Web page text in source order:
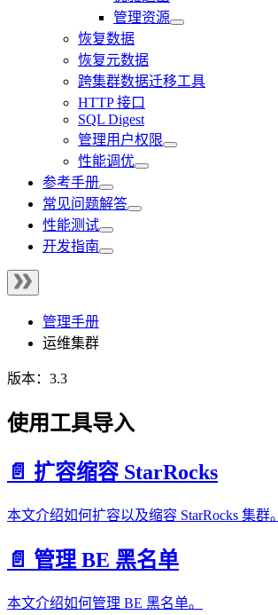
管理资源
恢复数据
恢复元数据
跨集群数据迁移工具
HTTP 接口
SQL Digest
管理用户权限
性能调优
参考手册
常见问题解答
性能测试
开发指南
管理手册
运维集群
版本：3.3
使用工具导入
📄️ 扩容缩容 StarRocks
本文介绍如何扩容以及缩容 StarRocks 集群。
📄️ 管理 BE 黑名单
本文介绍如何管理 BE 黑名单。